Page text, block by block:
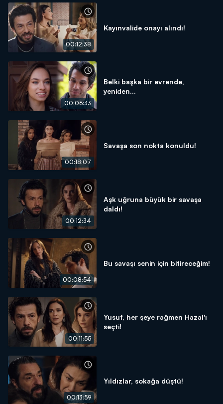
00:12:38
Kayınvalide onayı alındı!
00:06:33
Belki başka bir evrende,
yeniden...
00:18:07
Savaşa son nokta konuldu!
00:12:34
Aşk uğruna büyük bir savaşa
daldı!
00:08:54
Bu savaşı senin için bitireceğim!
00:11:55
Yusuf, her şeye rağmen Hazal'ı
seçti!
00:13:59
Yıldızlar, sokağa düştü!